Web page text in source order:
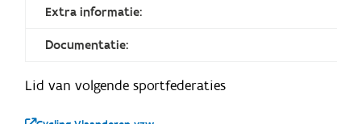
Extra informatie:
Documentatie:
Lid van volgende sportfederaties